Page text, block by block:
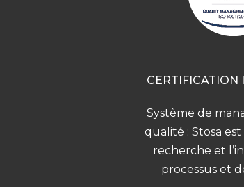
CERTIFICATION
Système de
qualité : Stosa
recherche et
processus et